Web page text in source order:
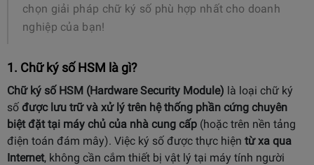
chọn giải pháp chữ ký số phù hợp nhất cho doanh
nghiệp của bạn!
1. Chữ ký số HSM là gì?
Chữ ký số HSM (Hardware Security Module) là loại chữ ký
số được lưu trữ và xử lý trên hệ thống phần cứng chuyên
biệt đặt tại máy chủ của nhà cung cấp (hoặc trên nền tảng
điện toán đám mây). Việc ký số được thực hiện từ xa qua
Internet, không cần cắm thiết bị vật lý tại máy tính người